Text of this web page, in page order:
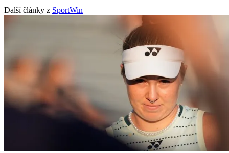
Další články z SportWin